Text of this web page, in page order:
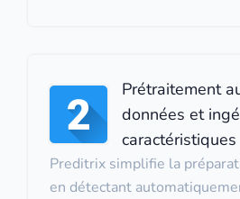
Prétraitement
données et
caractéristiques
Preditrix simplifie la
en détectant